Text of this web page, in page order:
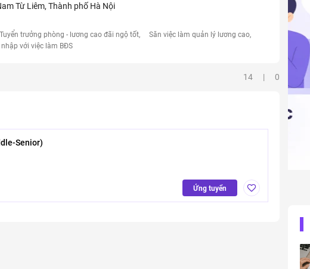
Từ Liêm, Thành phố Hà Nội
Tuyển trưởng phòng - lương cao đãi ngộ tốt
Săn việc làm quản lý lương cao
với việc làm BĐS
14 | 0
Senior)
Ứng tuyển